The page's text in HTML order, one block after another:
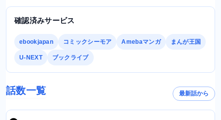
確認済みサービス
ebookjapan コミックシーモア Amebaマンガ まんが王国
U-NEXT ブックライブ
話数一覧 最新話から